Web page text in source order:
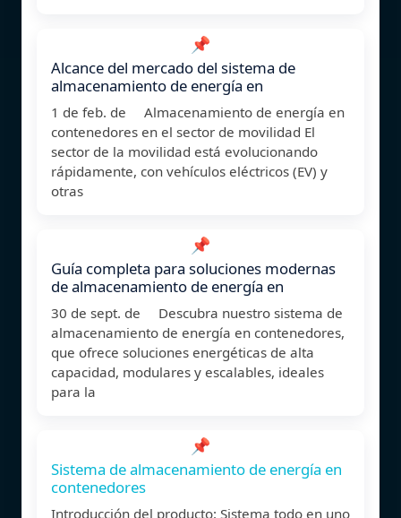
📌
Alcance del mercado del sistema de
almacenamiento de energía en
1 de feb. de Almacenamiento de energía en
contenedores en el sector de movilidad El
sector de la movilidad está evolucionando
rápidamente, con vehículos eléctricos (EV) y
otras
📌
Guía completa para soluciones modernas
de almacenamiento de energía en
30 de sept. de Descubra nuestro sistema de
almacenamiento de energía en contenedores,
que ofrece soluciones energéticas de alta
capacidad, modulares y escalables, ideales
para la
📌
Sistema de almacenamiento de energía en
contenedores
Introducción del producto: Sistema todo en uno